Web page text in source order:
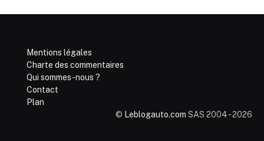
Mentions légales
Charte des commentaires
Qui sommes-nous ?
Contact
Plan
© Leblogauto.com SAS 2004 - 2026